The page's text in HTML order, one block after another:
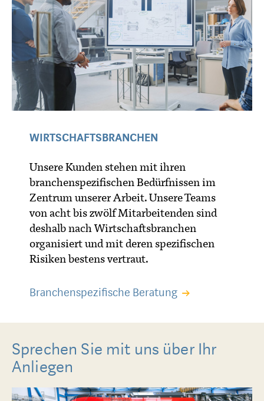
WIRTSCHAFTSBRANCHEN
Unsere Kunden stehen mit ihren
branchenspezifischen Bedürfnissen im
Zentrum unserer Arbeit. Unsere Teams
von acht bis zwölf Mitarbeitenden sind
deshalb nach Wirtschaftsbranchen
organisiert und mit deren spezifischen
Risiken bestens vertraut.
Branchenspezifische Beratung
Sprechen Sie mit uns über Ihr
Anliegen